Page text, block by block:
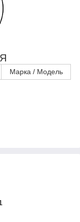
Марка / Модель